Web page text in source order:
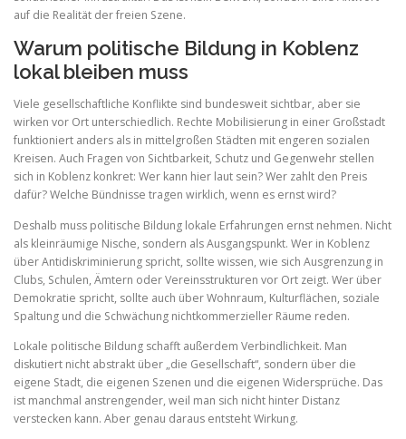
auf die Realität der freien Szene.
Warum politische Bildung in Koblenz
lokal bleiben muss
Viele gesellschaftliche Konflikte sind bundesweit sichtbar, aber sie
wirken vor Ort unterschiedlich. Rechte Mobilisierung in einer Großstadt
funktioniert anders als in mittelgroßen Städten mit engeren sozialen
Kreisen. Auch Fragen von Sichtbarkeit, Schutz und Gegenwehr stellen
sich in Koblenz konkret: Wer kann hier laut sein? Wer zahlt den Preis
dafür? Welche Bündnisse tragen wirklich, wenn es ernst wird?
Deshalb muss politische Bildung lokale Erfahrungen ernst nehmen. Nicht
als kleinräumige Nische, sondern als Ausgangspunkt. Wer in Koblenz
über Antidiskriminierung spricht, sollte wissen, wie sich Ausgrenzung in
Clubs, Schulen, Ämtern oder Vereinsstrukturen vor Ort zeigt. Wer über
Demokratie spricht, sollte auch über Wohnraum, Kulturflächen, soziale
Spaltung und die Schwächung nichtkommerzieller Räume reden.
Lokale politische Bildung schafft außerdem Verbindlichkeit. Man
diskutiert nicht abstrakt über „die Gesellschaft“, sondern über die
eigene Stadt, die eigenen Szenen und die eigenen Widersprüche. Das
ist manchmal anstrengender, weil man sich nicht hinter Distanz
verstecken kann. Aber genau daraus entsteht Wirkung.